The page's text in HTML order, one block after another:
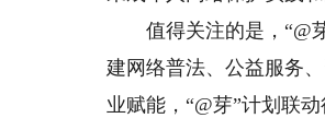
值得关注的是，“@芽
建网络普法、公益服务
业赋能，“@芽”计划联